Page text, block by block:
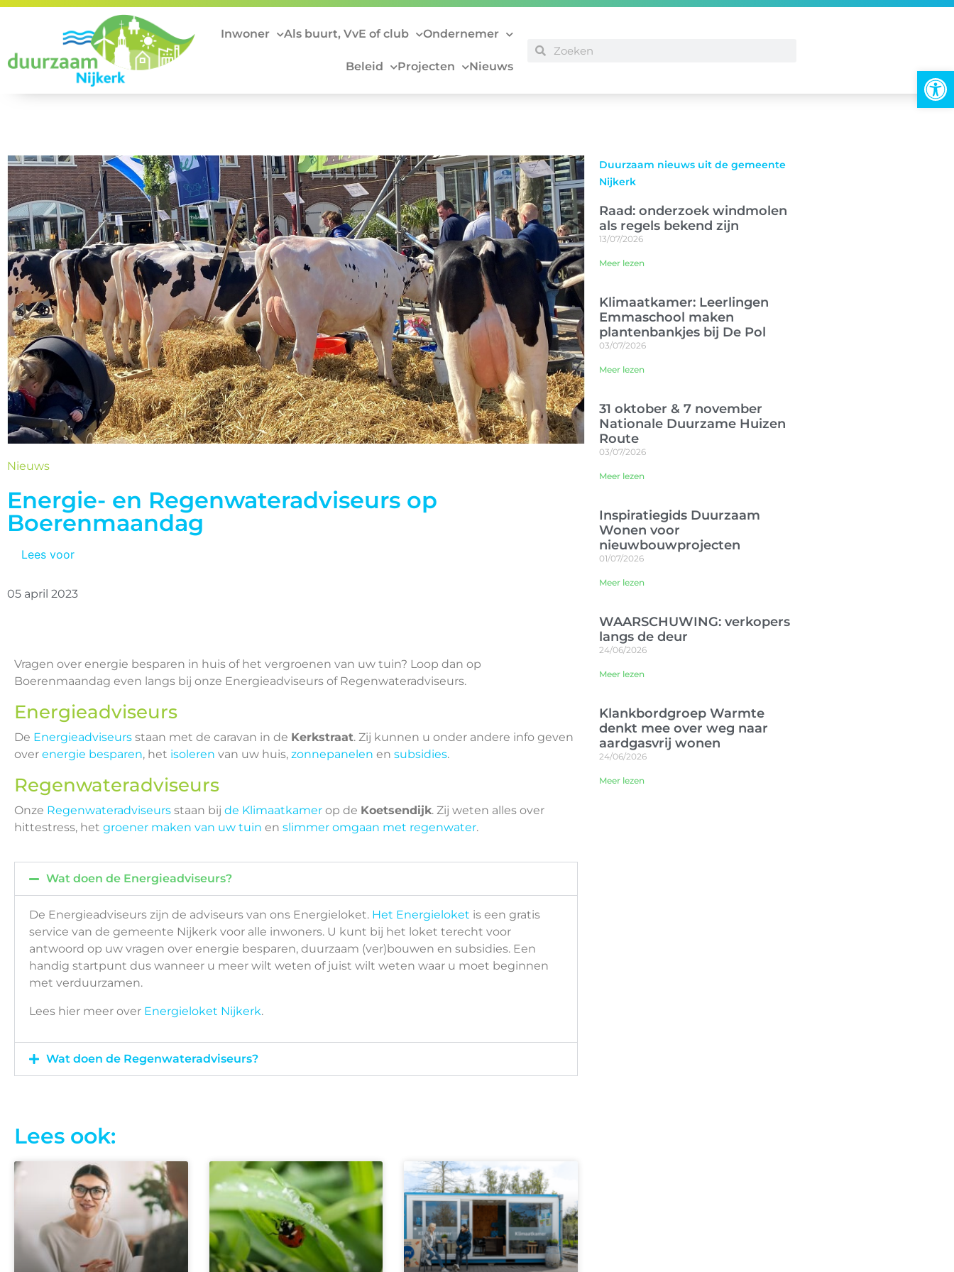
Inwoner Als buurt, VvE of club Ondernemer
Beleid Projecten Nieuws
Nieuws
Energie- en Regenwateradviseurs op
Boerenmaandag
Lees voor
05 april 2023
Vragen over energie besparen in huis of het vergroenen van uw tuin? Loop dan op
Boerenmaandag even langs bij onze Energieadviseurs of Regenwateradviseurs.
Energieadviseurs
De Energieadviseurs staan met de caravan in de Kerkstraat. Zij kunnen u onder andere info geven
over energie besparen, het isoleren van uw huis, zonnepanelen en subsidies.
Regenwateradviseurs
Onze Regenwateradviseurs staan bij de Klimaatkamer op de Koetsendijk. Zij weten alles over
hittestress, het groener maken van uw tuin en slimmer omgaan met regenwater.
Wat doen de Energieadviseurs?
De Energieadviseurs zijn de adviseurs van ons Energieloket. Het Energieloket is een gratis
service van de gemeente Nijkerk voor alle inwoners. U kunt bij het loket terecht voor
antwoord op uw vragen over energie besparen, duurzaam (ver)bouwen en subsidies. Een
handig startpunt dus wanneer u meer wilt weten of juist wilt weten waar u moet beginnen
met verduurzamen.
Lees hier meer over Energieloket Nijkerk.
Wat doen de Regenwateradviseurs?
Lees ook:
Duurzaam nieuws uit de gemeente
Nijkerk
Raad: onderzoek windmolen
als regels bekend zijn
13/07/2026
Meer lezen
Klimaatkamer: Leerlingen
Emmaschool maken
plantenbankjes bij De Pol
03/07/2026
Meer lezen
31 oktober & 7 november
Nationale Duurzame Huizen
Route
03/07/2026
Meer lezen
Inspiratiegids Duurzaam
Wonen voor
nieuwbouwprojecten
01/07/2026
Meer lezen
WAARSCHUWING: verkopers
langs de deur
24/06/2026
Meer lezen
Klankbordgroep Warmte
denkt mee over weg naar
aardgasvrij wonen
24/06/2026
Meer lezen